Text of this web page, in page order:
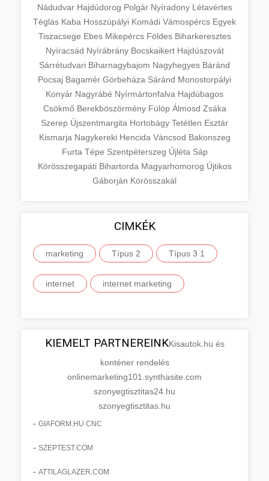
Nádudvar Hajdúdorog Polgár Nyíradony Létavértes
Téglás Kaba Hosszúpályi Komádi Vámospércs Egyek
Tiszacsege Ebes Mikepércs Földes Biharkeresztes
Nyíracsád Nyírábrány Bocskaikert Hajdúszovát
Sárrétudvari Biharnagybajom Nagyhegyes Báránd
Pocsaj Bagamér Görbeháza Sáránd Monostorpályi
Konyár Nagyrábé Nyírmártonfalva Hajdúbagos
Csökmő Berekböszörmény Fülöp Álmosd Zsáka
Szerep Újszentmargita Hortobágy Tetétlen Esztár
Kismarja Nagykereki Hencida Váncsod Bakonszeg
Furta Tépe Szentpéterszeg Újléta Sáp
Körösszegapáti Bihartorda Magyarhomorog Újtikos
Gáborján Körösszakál
CIMKÉK
marketing Típus 2 Típus 3 1
internet internet marketing
KIEMELT PARTNEREINKKisautok.hu és
konténer rendelés
onlinemarketing101.synthasite.com
szonyegtisztitas24.hu
szonyegtisztitas.hu
- GIAFORM.HU CNC
- SZEPTEST.COM
- ATTILAGLAZER.COM